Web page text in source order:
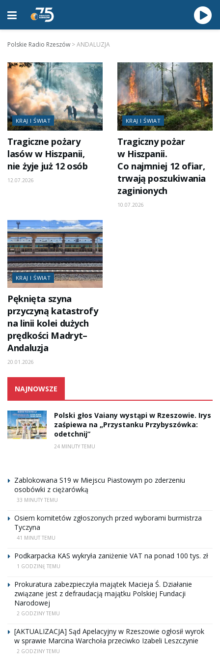
Polskie Radio Rzeszów >ANDALUZJA
KRAJ I ŚWIAT
Tragiczne pożary
lasów w Hiszpanii,
nie żyje już 12 osób
12.07.2026
KRAJ I ŚWIAT
Tragiczny pożar
w Hiszpanii.
Co najmniej 12 ofiar,
trwają poszukiwania
zaginionych
10.07.2026
KRAJ I ŚWIAT
Pęknięta szyna
przyczyną katastrofy
na linii kolei dużych
prędkości Madryt–
Andaluzja
20.01.2026
NAJNOWSZE
Polski głos Vaiany wystąpi w Rzeszowie. Irys
zaśpiewa na „Przystanku Przybyszówka:
odetchnij”
24 MINUTY TEMU
Zablokowana S19 w Miejscu Piastowym po zderzeniu
osobówki z ciężarówką
33 MINUTY TEMU
Osiem komitetów zgłoszonych przed wyborami burmistrza
Tyczyna
41 MINUT TEMU
Podkarpacka KAS wykryła zaniżenie VAT na ponad 100 tys. zł
1 GODZINĘ TEMU
Prokuratura zabezpieczyła majątek Macieja Ś. Działanie
związane jest z defraudacją majątku Polskiej Fundacji
Narodowej
2 GODZINY TEMU
[AKTUALIZACJA] Sąd Apelacyjny w Rzeszowie ogłosił wyrok
w sprawie Marcina Warchoła przeciwko Izabeli Leszczynie
2 GODZINY TEMU